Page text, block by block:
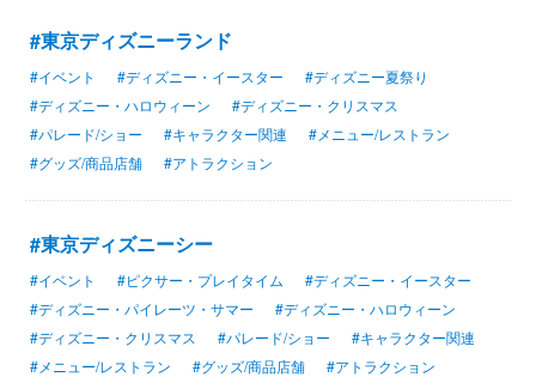
#東京ディズニーランド
#イベント #ディズニー・イースター
#ディズニー夏祭り
#ディズニー・ハロウィーン
#ディズニー・クリスマス
#パレード/ショー
#キャラクター関連
#メニュー/レストラン
#グッズ/商品店舗
#アトラクション
#東京ディズニーシー
#イベント #ピクサー・プレイタイム
#ディズニー・イースター
#ディズニー・パイレーツ・サマー
#ディズニー・ハロウィーン
#ディズニー・クリスマス
#パレード/ショー
#キャラクター関連
#メニュー/レストラン
#グッズ/商品店舗 #アトラクション